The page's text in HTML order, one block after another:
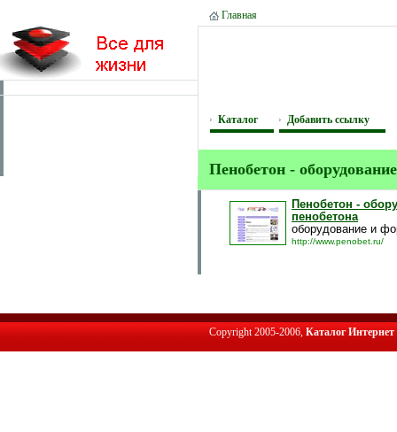
Главная
Каталог Добавить ссылку
Пенобетон -
Пенобетон -
пенобетона
оборудование и
http://www.penobet.ru/
Copyright 2005-2006, Каталог Интернет